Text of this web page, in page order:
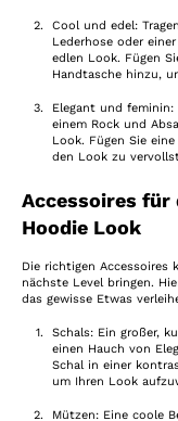
Cool und edel:
Lederhose oder
edlen Look. Fügen
Handtasche hinzu,
Elegant und feminin:
einem Rock und
Look. Fügen Sie
den Look zu
Accessoires für
Hoodie Look
Die richtigen Accessoires
nächste Level bringen.
das gewisse Etwas
Schals: Ein großer,
einen Hauch von
Schal in einer
um Ihren Look
Mützen: Eine coole